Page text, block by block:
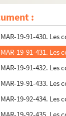
:
19-91-428. Les
19-91-429. Les
19-91-430. Les
19-91-431. Les
19-91-432. Les
19-91-433. Les
19-92-434. Les